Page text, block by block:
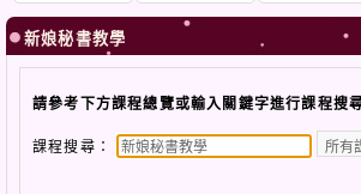
新娘秘書教學
請參考下方課程總覽或輸入關鍵字進行課程搜
課程搜尋：